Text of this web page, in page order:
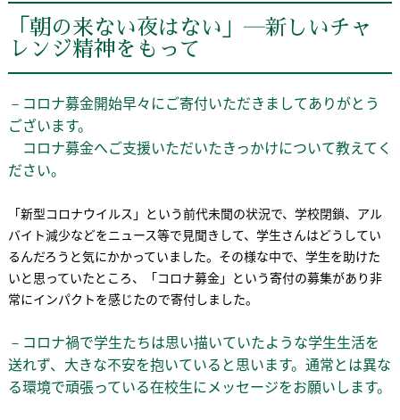
「朝の来ない夜はない」―新しいチャ
レンジ精神をもって
－コロナ募金開始早々にご寄付いただきましてありがとう
ございます。
コロナ募金へご支援いただいたきっかけについて教えてく
ださい。
「新型コロナウイルス」という前代未聞の状況で、学校閉鎖、アル
バイト減少などをニュース等で見聞きして、学生さんはどうしてい
るんだろうと気にかかっていました。その様な中で、学生を助けた
いと思っていたところ、「コロナ募金」という寄付の募集があり非
常にインパクトを感じたので寄付しました。
－コロナ禍で学生たちは思い描いていたような学生生活を
送れず、大きな不安を抱いていると思います。通常とは異な
る環境で頑張っている在校生にメッセージをお願いします。